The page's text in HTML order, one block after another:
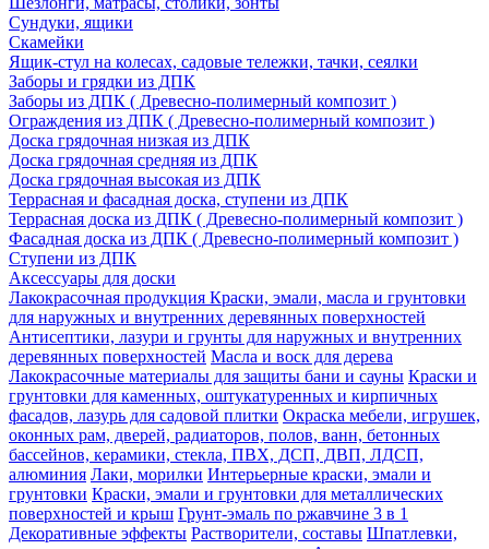
Сундуки, ящики
Скамейки
Ящик-стул на колесах, садовые тележки, тачки, сеялки
Заборы и грядки из ДПК
Заборы из ДПК ( Древесно-полимерный композит )
Ограждения из ДПК ( Древесно-полимерный композит )
Доска грядочная низкая из ДПК
Доска грядочная средняя из ДПК
Доска грядочная высокая из ДПК
Террасная и фасадная доска, ступени из ДПК
Террасная доска из ДПК ( Древесно-полимерный композит )
Фасадная доска из ДПК ( Древесно-полимерный композит )
Ступени из ДПК
Аксессуары для доски
Лакокрасочная продукция Краски, эмали, масла и грунтовки
для наружных и внутренних деревянных поверхностей
Антисептики, лазури и грунты для наружных и внутренних
деревянных поверхностей Масла и воск для дерева
Лакокрасочные материалы для защиты бани и сауны Краски и
грунтовки для каменных, оштукатуренных и кирпичных
фасадов, лазурь для садовой плитки Окраска мебели, игрушек,
оконных рам, дверей, радиаторов, полов, ванн, бетонных
бассейнов, керамики, стекла, ПВХ, ДСП, ДВП, ЛДСП,
алюминия Лаки, морилки Интерьерные краски, эмали и
грунтовки Краски, эмали и грунтовки для металлических
поверхностей и крыш Грунт-эмаль по ржавчине 3 в 1
Декоративные эффекты Растворители, составы Шпатлевки,